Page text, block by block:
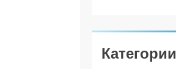
Категории